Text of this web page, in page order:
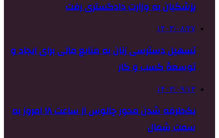
پزشکیان به وزارت دادگستری رفت
۱۴۰۳/۰۸/۲۷
تسهیل دسترسی زنان به منابع مالی برای ایجاد و
توسعهٔ کسب و کار
۱۴۰۳/۰۹/۱۳
یک‌طرفه شدن محور چالوس از ساعت ۱۸ امروز به
سمت شمال